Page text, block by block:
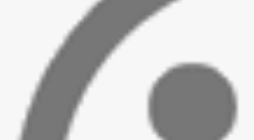
المفعول الرجعي
السياسة بالقضاء ولبنان قد يسلّمه إلى السلطة
يُحذّر من الفراغ !